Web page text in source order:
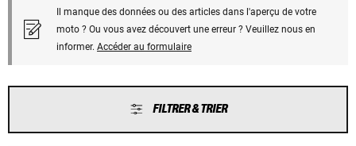
Il manque des données ou des articles dans l'aperçu de votre
moto ? Ou vous avez découvert une erreur ? Veuillez nous en
informer. Accéder au formulaire
FILTRER & TRIER